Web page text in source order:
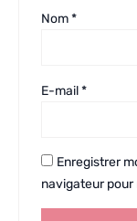
Nom*
E-mail*
Enregistrer
navigateur